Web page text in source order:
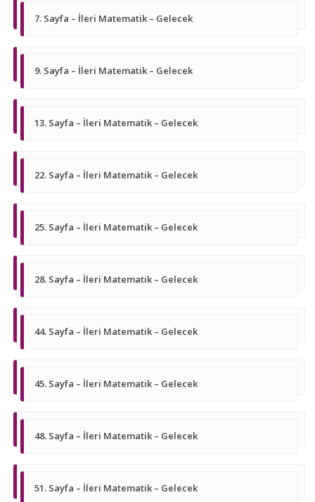
7. Sayfa – İleri Matematik – Gelecek
9. Sayfa – İleri Matematik – Gelecek
13. Sayfa – İleri Matematik – Gelecek
22. Sayfa – İleri Matematik – Gelecek
25. Sayfa – İleri Matematik – Gelecek
28. Sayfa – İleri Matematik – Gelecek
44. Sayfa – İleri Matematik – Gelecek
45. Sayfa – İleri Matematik – Gelecek
48. Sayfa – İleri Matematik – Gelecek
51. Sayfa – İleri Matematik – Gelecek